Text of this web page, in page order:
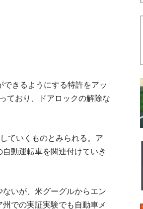
きるようにする特許をアッ
ており、ドアロックの解除な
ていくものとみられる。ア
動運転車を関連付けていき
いが、米グーグルからエン
での実証実験でも自動車メ